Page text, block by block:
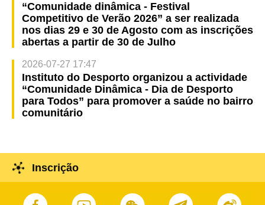
“Comunidade dinâmica - Festival
Competitivo de Verão 2026” a ser realizada
nos dias 29 e 30 de Agosto com as inscrições
abertas a partir de 30 de Julho
2026-07-27 17:47
Instituto do Desporto organizou a actividade
“Comunidade Dinâmica - Dia de Desporto
para Todos” para promover a saúde no bairro
comunitário
Inscrição